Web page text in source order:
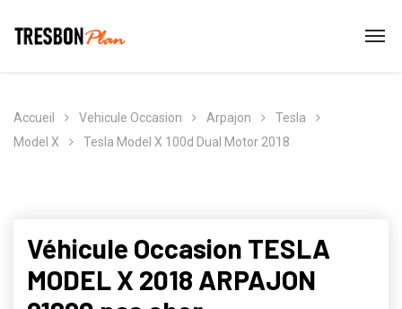
Accueil Vehicule Occasion Arpajon
Tesla
Model X
Tesla Model X 100d Dual Motor 2018
Véhicule Occasion TESLA
MODEL X 2018 ARPAJON